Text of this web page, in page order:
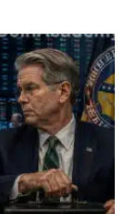
prévenir la